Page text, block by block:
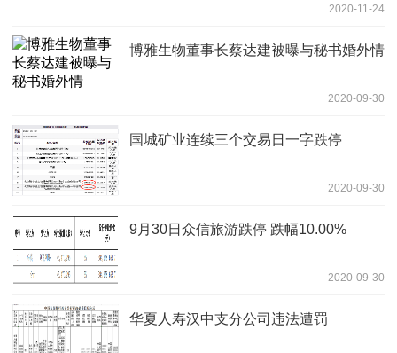
2020-11-24
博雅生物董事长蔡达建被曝与秘书婚外情
2020-09-30
国城矿业连续三个交易日一字跌停
2020-09-30
9月30日众信旅游跌停 跌幅10.00%
2020-09-30
华夏人寿汉中支分公司违法遭罚